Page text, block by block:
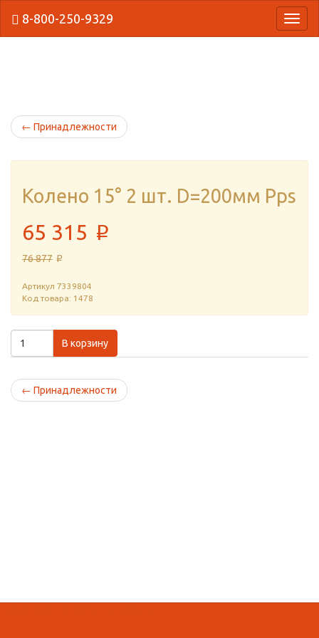
8-800-250-9329
← Принадлежности
Колено 15° 2 шт. D=200мм Pps
65 315 p
76 877 p
Артикул 7339804
Код товара: 1478
В корзину
← Принадлежности